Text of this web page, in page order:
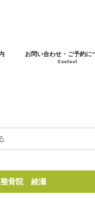
お問い合わせ・ご予約に
Contact
整骨院 綾瀬